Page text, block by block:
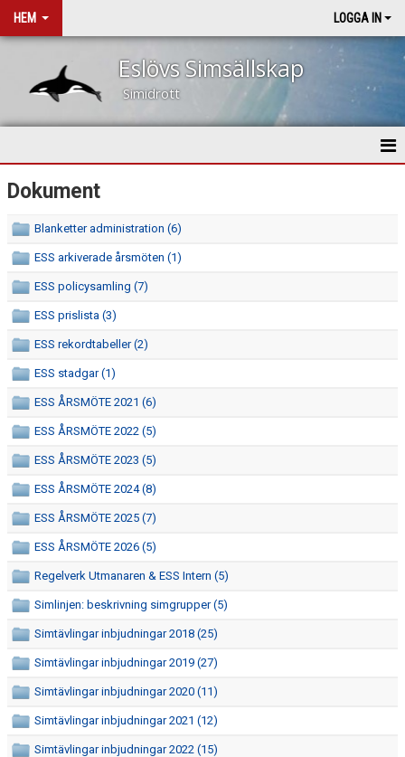
HEM LOGGA IN
Eslövs Simsällskap
Simidrott
HEM
NYHETER
OM KLUBBEN
KALENDER
VÅRA TRÄNARE
KLUBBKLÄDER
RESULTAT & REKORD
BILDGALLERI
DOKUMENT
Dokument
Blanketter administration (6)
ESS arkiverade årsmöten (1)
ESS policysamling (7)
ESS prislista (3)
ESS rekordtabeller (2)
ESS stadgar (1)
ESS ÅRSMÖTE 2021 (6)
ESS ÅRSMÖTE 2022 (5)
ESS ÅRSMÖTE 2023 (5)
ESS ÅRSMÖTE 2024 (8)
ESS ÅRSMÖTE 2025 (7)
ESS ÅRSMÖTE 2026 (5)
Regelverk Utmanaren & ESS Intern (5)
Simlinjen: beskrivning simgrupper (5)
Simtävlingar inbjudningar 2018 (25)
Simtävlingar inbjudningar 2019 (27)
Simtävlingar inbjudningar 2020 (11)
Simtävlingar inbjudningar 2021 (12)
Simtävlingar inbjudningar 2022 (15)